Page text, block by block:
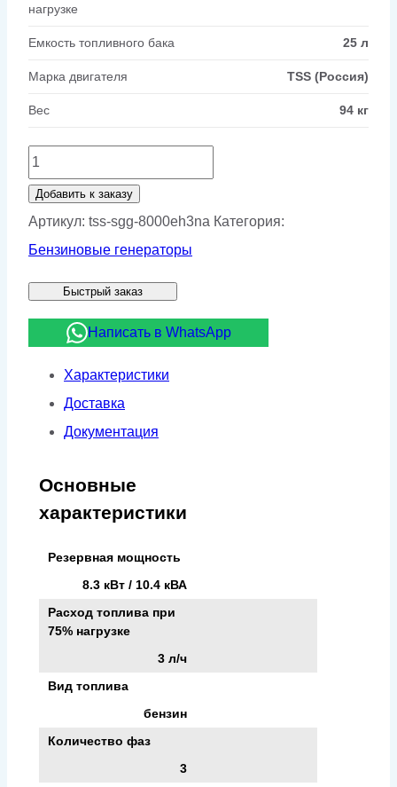
нагрузке
Емкость топливного бака 25 л
Марка двигателя TSS (Россия)
Вес 94 кг
Количество
товара
Бензиновый
генератор
SGG
8000EH3NA
Добавить к заказу
Артикул: tss-sgg-8000eh3na Категория:
Бензиновые генераторы
Быстрый заказ
Написать в WhatsApp
Характеристики
Доставка
Документация
Основные
характеристики
Резервная мощность
8.3 кВт / 10.4 кВА
Расход топлива при
75% нагрузке
3 л/ч
Вид топлива
бензин
Количество фаз
3